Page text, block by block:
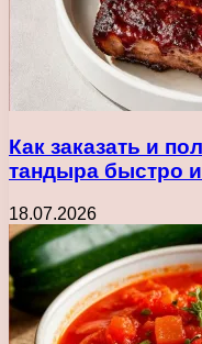
Как заказать и
тандыра быстро
18.07.2026